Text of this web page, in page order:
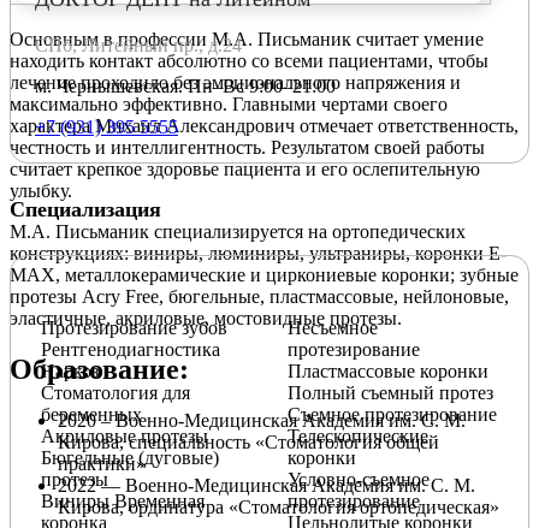
Основным в профессии М.А. Письманик считает умение
находить контакт абсолютно со всеми пациентами, чтобы
лечение проходило без эмоционального напряжения и
максимально эффективно. Главными чертами своего
характера Михаил Александрович отмечает ответственность,
честность и интеллигентность. Результатом своей работы
считает крепкое здоровье пациента и его ослепительную
улыбку.
М.А. Письманик специализируется на ортопедических
конструкциях: виниры, люминиры, ультраниры, коронки Е-
МАХ, металлокерамические и циркониевые коронки; зубные
протезы Acry Free, бюгельные, пластмассовые, нейлоновые,
эластичные, акриловые, мостовидные протезы.
Образование:
2020 – Военно-Медицинская Академия им. С. М.
Кирова, специальность «Стоматология общей
практики»
2022 — Военно-Медицинская Академия им. С. М.
Кирова, ординатура «Стоматология ортопедическая»
СПб, Литейный пр., д.24
м. Чернышевская. Пн–Вс 9:00–21:00
+7 (931) 395 5555
Специализация
Протезирование зубов
Рентгенодиагностика
Наркоз
Стоматология для
беременных
Акриловые протезы
Бюгельные (дуговые)
протезы
Виниры Временная
коронка
Несъемное
протезирование
Пластмассовые коронки
Полный съемный протез
Съемное протезирование
Телескопические
коронки
Условно-съемное
протезирование
Цельнолитые коронки